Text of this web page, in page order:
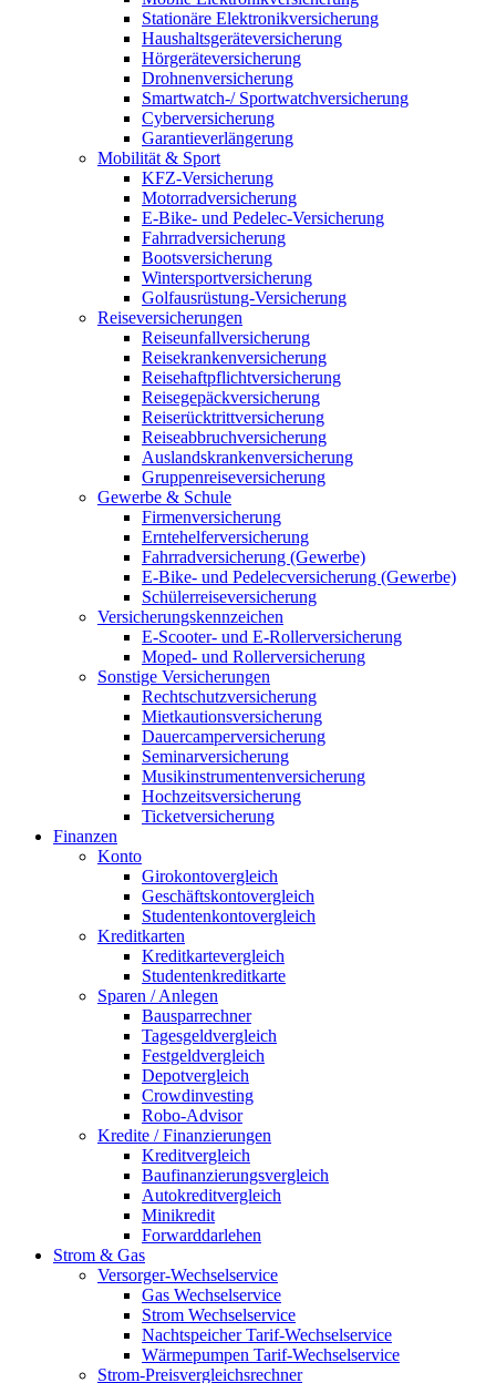
Stationäre Elektronikversicherung
Haushaltsgeräteversicherung
Hörgeräteversicherung
Drohnenversicherung
Smartwatch-/ Sportwatchversicherung
Cyberversicherung
Garantieverlängerung
Mobilität & Sport
KFZ-Versicherung
Motorradversicherung
E-Bike- und Pedelec-Versicherung
Fahrradversicherung
Bootsversicherung
Wintersportversicherung
Golfausrüstung-Versicherung
Reiseversicherungen
Reiseunfallversicherung
Reisekrankenversicherung
Reisehaftpflichtversicherung
Reisegepäckversicherung
Reiserücktrittversicherung
Reiseabbruchversicherung
Auslandskrankenversicherung
Gruppenreiseversicherung
Gewerbe & Schule
Firmenversicherung
Erntehelferversicherung
Fahrradversicherung (Gewerbe)
E-Bike- und Pedelecversicherung (Gewerbe)
Schülerreiseversicherung
Versicherungskennzeichen
E-Scooter- und E-Rollerversicherung
Moped- und Rollerversicherung
Sonstige Versicherungen
Rechtschutzversicherung
Mietkautionsversicherung
Dauercamperversicherung
Seminarversicherung
Musikinstrumentenversicherung
Hochzeitsversicherung
Ticketversicherung
Finanzen
Konto
Girokontovergleich
Geschäftskontovergleich
Studentenkontovergleich
Kreditkarten
Kreditkartevergleich
Studentenkreditkarte
Sparen / Anlegen
Bausparrechner
Tagesgeldvergleich
Festgeldvergleich
Depotvergleich
Crowdinvesting
Robo-Advisor
Kredite / Finanzierungen
Kreditvergleich
Baufinanzierungsvergleich
Autokreditvergleich
Minikredit
Forwarddarlehen
Strom & Gas
Versorger-Wechselservice
Gas Wechselservice
Strom Wechselservice
Nachtspeicher Tarif-Wechselservice
Wärmepumpen Tarif-Wechselservice
Strom-Preisvergleichsrechner